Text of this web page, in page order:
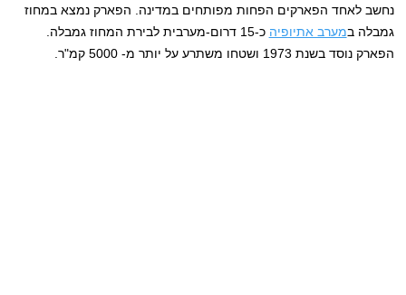
נחשב לאחד הפארקים הפחות מפותחים במדינה. הפארק נמצא במחוז
גמבלה במערב אתיופיה
כ-15 דרום-מערבית לבירת המחוז גמבלה.
הפארק נוסד בשנת 1973 ושטחו משתרע על יותר מ- 5000 קמ"ר.